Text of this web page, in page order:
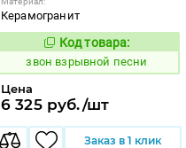
Керамогранит
454944
Код товара:
звон взрывной песни
Цена
6 325 руб./шт
Заказ в 1 клик